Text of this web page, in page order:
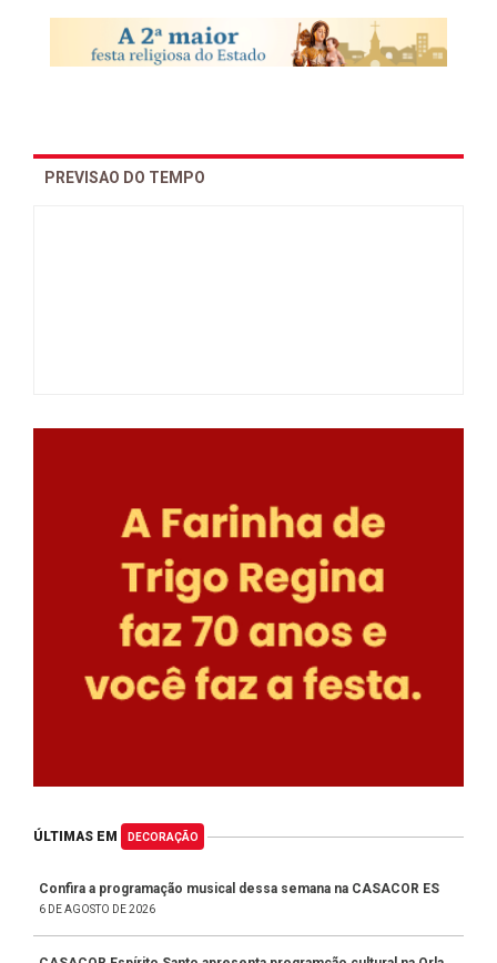
PREVISAO DO TEMPO
ÚLTIMAS EM DECORAÇÃO
Confira a programação musical dessa semana na CASACOR ES
6 DE AGOSTO DE 2026